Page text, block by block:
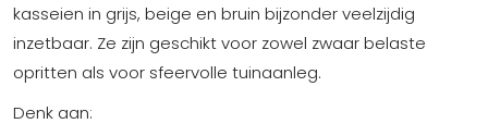
kasseien in grijs, beige en bruin bijzonder veelzijdig
inzetbaar. Ze zijn geschikt voor zowel zwaar belaste
opritten als voor sfeervolle tuinaanleg.
Denk aan: